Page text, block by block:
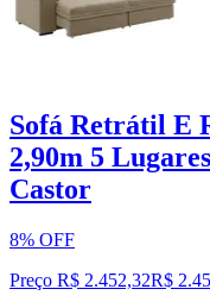
Sofá Retrátil E
2,90m 5
Castor
8% OFF
Preço R$ 2.452,32R$